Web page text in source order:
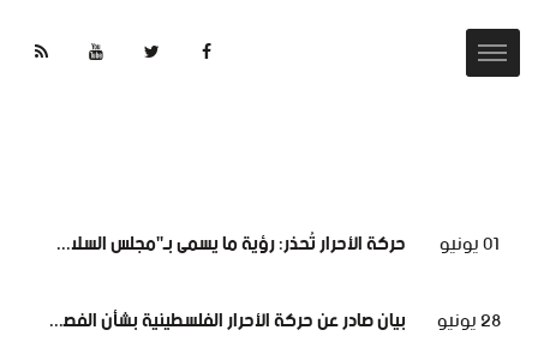
01 يونيو حركة الأحرار تُحذر: رؤية ما يسمى بـ"مجلس السلام" لغزة تهدف لتقويض الحقوق الوطنية الفلسطينية.
28 يونيو بيان صادر عن حركة الأحرار الفلسطينية بشأن الفصل التعسفي لموظفي وكالة الغوث، وإعلان التضامن مع اعتصامهم المشروع